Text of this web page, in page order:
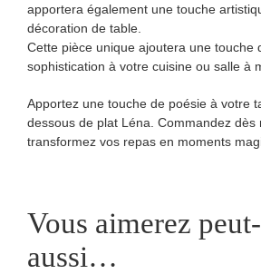
apportera également une touche
décoration de table.
Cette pièce unique ajoutera une touche
sophistication à votre cuisine ou salle à
Apportez une touche de poésie à votre
dessous de plat Léna. Commandez dès
transformez vos repas en moments
Vous aimerez
aussi…